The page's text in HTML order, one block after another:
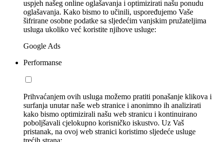
uspjeh našeg online oglašavanja i optimizirati našu ponudu
oglašavanja. Kako bismo to učinili, uspoređujemo Vaše
šifrirane osobne podatke sa sljedećim vanjskim pružateljima
usluga ukoliko već koristite njihove usluge:
Google Ads
Performanse
Prihvaćanjem ovih usluga možemo pratiti ponašanje klikova i
surfanja unutar naše web stranice i anonimno ih analizirati
kako bismo optimizirali našu web stranicu i kontinuirano
poboljšavali cjelokupno korisničko iskustvo. Uz Vaš
pristanak, na ovoj web stranici koristimo sljedeće usluge
trećih strana: